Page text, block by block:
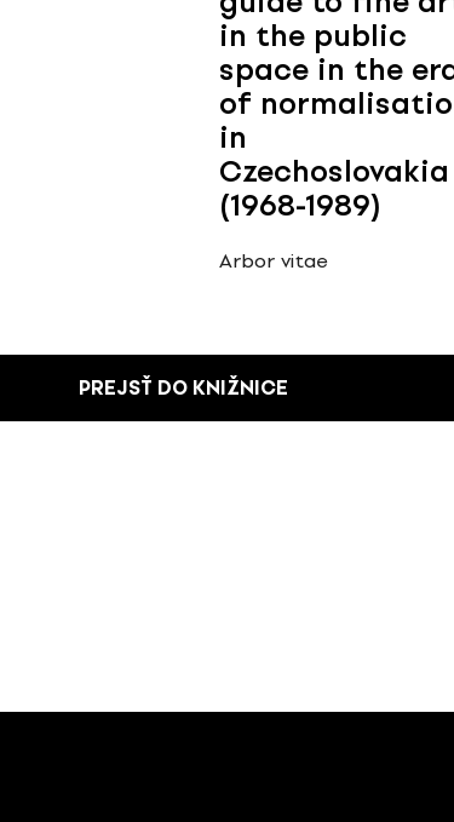
in the public
space in the
of
in
Czechoslovakia
(1968-1989)
Arbor vitae
PREJSŤ DO KNIŽNICE